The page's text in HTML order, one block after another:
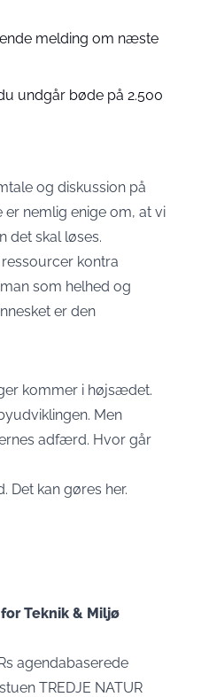
melding om næste
undgår bøde på 2.500
og diskussion på
nemlig enige om, at vi
det skal løses.
kontra
som helhed og
er den
kommer i højsædet.
Men
adfærd. Hvor går
Det kan gøres her.
Teknik & Miljø
agendabaserede
TREDJE NATUR